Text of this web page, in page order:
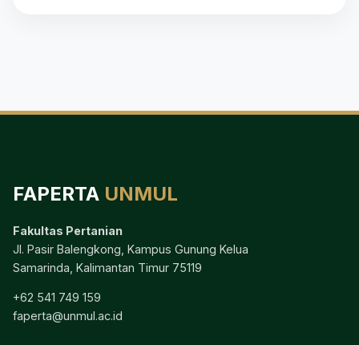
FAPERTA UNMUL
Fakultas Pertanian
Jl. Pasir Balengkong, Kampus Gunung Kelua
Samarinda, Kalimantan Timur 75119
+62 541 749 159
faperta@unmul.ac.id